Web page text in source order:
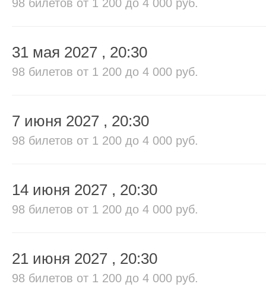
98 билетов от 1 200 до 4 000 руб.
31 мая 2027 , 20:30
98 билетов от 1 200 до 4 000 руб.
7 июня 2027 , 20:30
98 билетов от 1 200 до 4 000 руб.
14 июня 2027 , 20:30
98 билетов от 1 200 до 4 000 руб.
21 июня 2027 , 20:30
98 билетов от 1 200 до 4 000 руб.